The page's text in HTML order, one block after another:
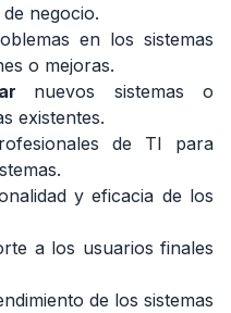
negocio.
en los sistemas
o mejoras.
nuevos sistemas o
existentes.
de TI para
y eficacia de los
a los usuarios finales
de los sistemas